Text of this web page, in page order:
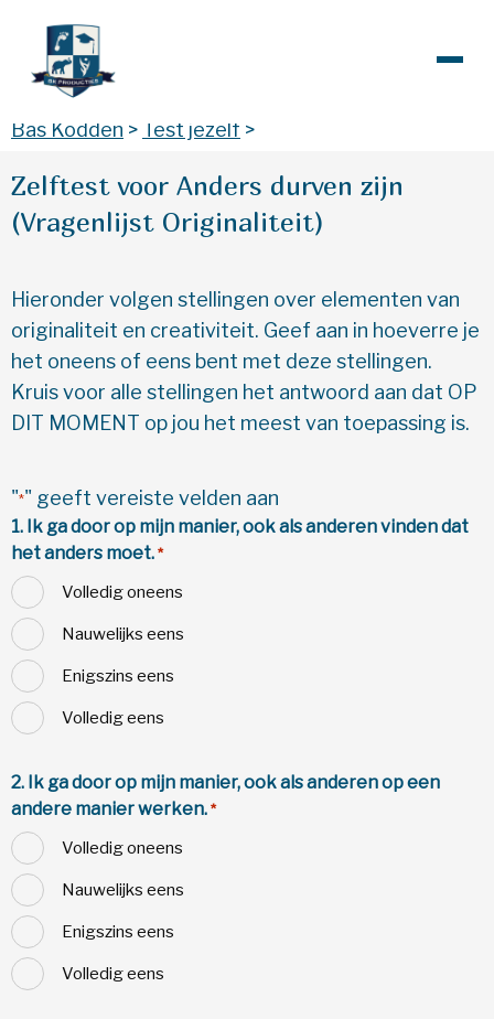
Bas Kodden > Test jezelf >
Zelftest voor Anders durven zijn
(Vragenlijst Originaliteit)
Hieronder volgen stellingen over elementen van
originaliteit en creativiteit. Geef aan in hoeverre je
het oneens of eens bent met deze stellingen.
Kruis voor alle stellingen het antwoord aan dat OP
DIT MOMENT op jou het meest van toepassing is.
"*" geeft vereiste velden aan
1. Ik ga door op mijn manier, ook als anderen vinden dat
het anders moet. *
Volledig oneens
Nauwelijks eens
Enigszins eens
Volledig eens
2. Ik ga door op mijn manier, ook als anderen op een
andere manier werken. *
Volledig oneens
Nauwelijks eens
Enigszins eens
Volledig eens